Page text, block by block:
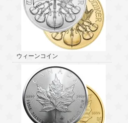
ウィーンコイン